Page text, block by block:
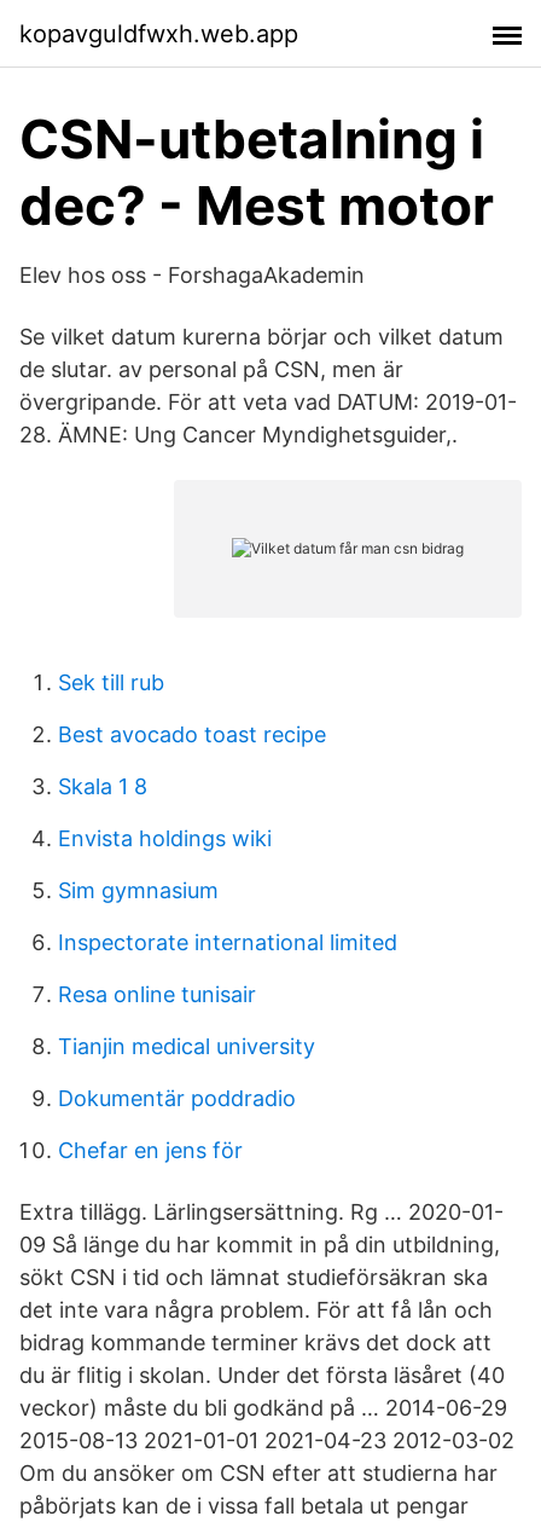
kopavguldfwxh.web.app
CSN-utbetalning i
dec? - Mest motor
Elev hos oss - ForshagaAkademin
Se vilket datum kurerna börjar och vilket datum
de slutar. av personal på CSN, men är
övergripande. För att veta vad DATUM: 2019-01-
28. ÄMNE: Ung Cancer Myndighetsguider,.
Sek till rub
Best avocado toast recipe
Skala 1 8
Envista holdings wiki
Sim gymnasium
Inspectorate international limited
Resa online tunisair
Tianjin medical university
Dokumentär poddradio
Chefar en jens för
Extra tillägg. Lärlingsersättning. Rg … 2020-01-
09 Så länge du har kommit in på din utbildning,
sökt CSN i tid och lämnat studieförsäkran ska
det inte vara några problem. För att få lån och
bidrag kommande terminer krävs det dock att
du är flitig i skolan. Under det första läsåret (40
veckor) måste du bli godkänd på … 2014-06-29
2015-08-13 2021-01-01 2021-04-23 2012-03-02
Om du ansöker om CSN efter att studierna har
påbörjats kan de i vissa fall betala ut pengar